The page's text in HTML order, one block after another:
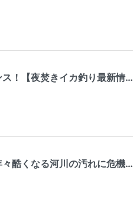
！【夜焚きイカ釣り最新情…
酷くなる河川の汚れに危機…